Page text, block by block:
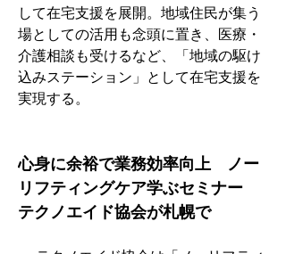
して在宅支援を展開。地域住民が集う
場としての活用も念頭に置き、医療・
介護相談も受けるなど、「地域の駆け
込みステーション」として在宅支援を
実現する。
心身に余裕で業務効率向上　ノー
リフティングケア学ぶセミナー
テクノエイド協会が札幌で